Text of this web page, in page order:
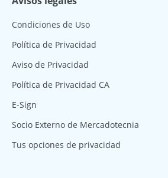
Condiciones de Uso
Política de Privacidad
Aviso de Privacidad
Política de Privacidad CA
E-Sign
Socio Externo de Mercadotecnia
Tus opciones de privacidad